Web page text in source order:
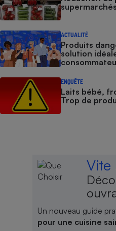
ACTUALITÉ
Produits
solution
ENQUÊTE
Laits bébé,
Trop de
Vite
Un nouveau guide
pour une cuisine